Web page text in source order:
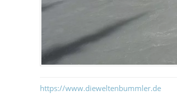
https://www.dieweltenbummler.de